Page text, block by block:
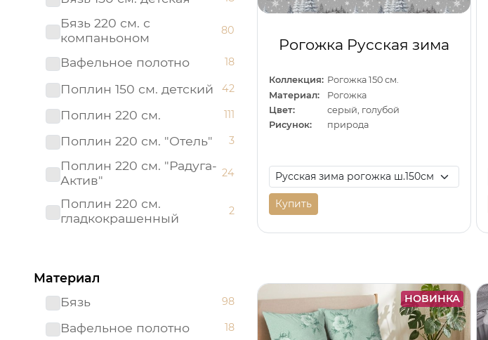
Бязь 220 см. с
компаньоном
80
Вафельное полотно 18
Поплин 150 см. детский 42
Поплин 220 см. 111
Поплин 220 см. "Отель" 3
Поплин 220 см. "Радуга-
Актив"
24
Поплин 220 см.
гладкокрашенный
2
Рогожка 150 см.
Сатин 220 см 19
Сатин 220 см.
Материал
Бязь
98
Вафельное полотно 18
Рогожка Русская зима
Коллекция: Рогожка 150 см.
Материал:
Рогожка
Цвет:
серый, голубой
Рисунок:
природа
Купить
НОВИНКА